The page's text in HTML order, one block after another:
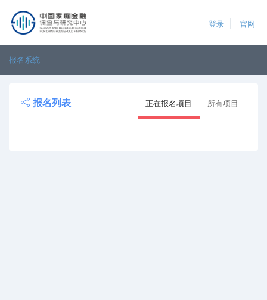
登录 官网
报名系统
报名列表 正在报名项目 所有项目